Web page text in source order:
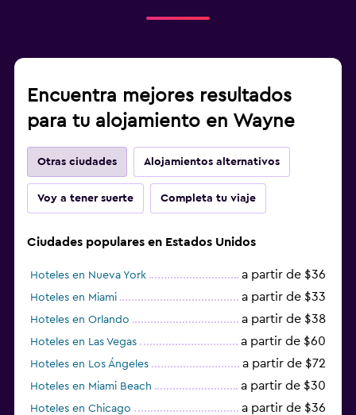
Encuentra mejores resultados
para tu alojamiento en Wayne
Otras ciudades Alojamientos alternativos
Voy a tener suerte Completa tu viaje
Ciudades populares en Estados Unidos
Hoteles en Nueva York a partir de $36
Hoteles en Miami a partir de $33
Hoteles en Orlando a partir de $38
Hoteles en Las Vegas a partir de $60
Hoteles en Los Ángeles a partir de $72
Hoteles en Miami Beach a partir de $30
Hoteles en Chicago a partir de $36